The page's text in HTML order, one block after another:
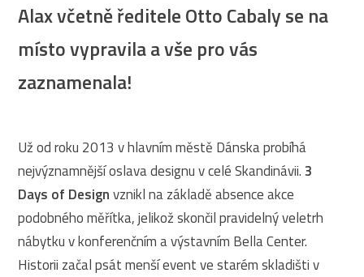
Alax včetně ředitele Otto Cabaly se na
místo vypravila a vše pro vás
zaznamenala!
Už od roku 2013 v hlavním městě Dánska probíhá
nejvýznamnější oslava designu v celé Skandinávii.3
Days of Designvznikl na základě absence akce
podobného měřítka, jelikož skončil pravidelný veletrh
nábytku v konferenčním a výstavním Bella Center.
Historii začal psát menší event ve starém skladišti v